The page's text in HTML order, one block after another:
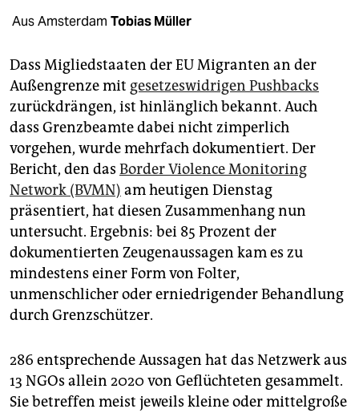
unterstützen
genossenschaft
epaper login
Aus Amsterdam Tobias Müller
Dass Migliedstaaten der EU Migranten an der
Außengrenze mit gesetzeswidrigen Pushbacks
zurückdrängen, ist hinlänglich bekannt. Auch
dass Grenzbeamte dabei nicht zimperlich
vorgehen, wurde mehrfach dokumentiert. Der
Bericht, den das Border Violence Monitoring
Network (BVMN) am heutigen Dienstag
präsentiert, hat diesen Zusammenhang nun
untersucht. Ergebnis: bei 85 Prozent der
dokumentierten Zeugenaussagen kam es zu
mindestens einer Form von Folter,
unmenschlicher oder erniedrigender Behandlung
durch Grenzschützer.
286 entsprechende Aussagen hat das Netzwerk aus
13 NGOs allein 2020 von Geflüchteten gesammelt.
Sie betreffen meist jeweils kleine oder mittelgroße